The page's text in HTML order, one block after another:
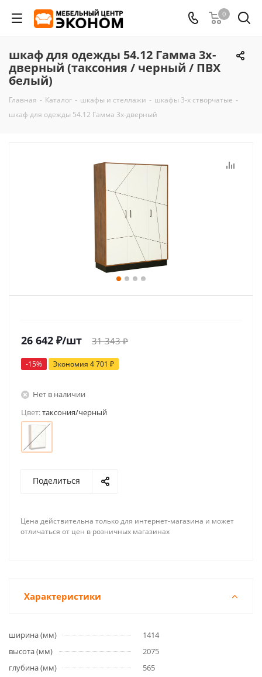
0
шкаф для одежды 54.12 Гамма 3х-
дверный (таксония / черный / ПВХ
белый)
Главная - Каталог - шкафы и стеллажи - шкафы 3-х створчатые -
шкаф для одежды 54.12 Гамма 3х-дверный
26 642 ₽/шт 31 343₽
-15% Экономия 4 701 ₽
Нет в наличии
Цвет:таксония/черный
Поделиться
Цена действительна только для интернет-магазина и может
отличаться от цен в розничных магазинах
Характеристики
ширина (мм)
1414
высота (мм)
2075
глубина (мм)
565